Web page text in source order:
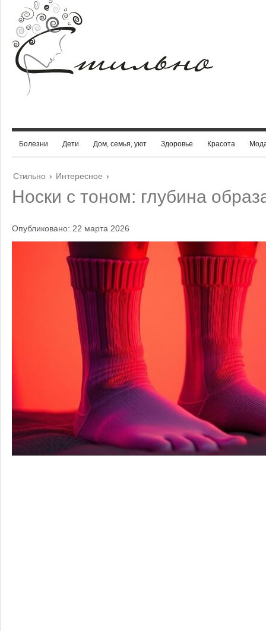
Болезни Дети Дом, семья, уют Здоровье Красота
Стильно › Интересное ›
Носки с тоном: глубина
Опубликовано: 22 марта 2026